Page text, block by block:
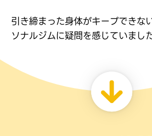
引き締まった身体がキープできな
ソナルジムに疑問を感じていました